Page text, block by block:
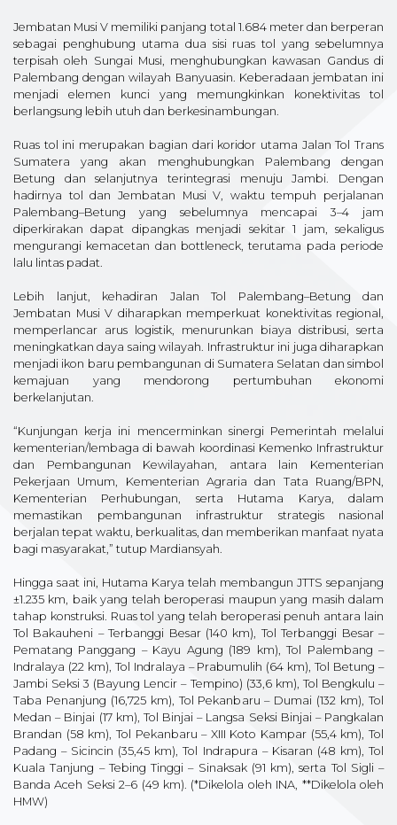
Jembatan Musi V memiliki panjang total 1.684 meter dan berperan
sebagai penghubung utama dua sisi ruas tol yang sebelumnya
terpisah oleh Sungai Musi, menghubungkan kawasan Gandus di
Palembang dengan wilayah Banyuasin. Keberadaan jembatan ini
menjadi elemen kunci yang memungkinkan konektivitas tol
berlangsung lebih utuh dan berkesinambungan.
Ruas tol ini merupakan bagian dari koridor utama Jalan Tol Trans
Sumatera yang akan menghubungkan Palembang dengan
Betung dan selanjutnya terintegrasi menuju Jambi. Dengan
hadirnya tol dan Jembatan Musi V, waktu tempuh perjalanan
Palembang–Betung yang sebelumnya mencapai 3–4 jam
diperkirakan dapat dipangkas menjadi sekitar 1 jam, sekaligus
mengurangi kemacetan dan bottleneck, terutama pada periode
lalu lintas padat.
Lebih lanjut, kehadiran Jalan Tol Palembang–Betung dan
Jembatan Musi V diharapkan memperkuat konektivitas regional,
memperlancar arus logistik, menurunkan biaya distribusi, serta
meningkatkan daya saing wilayah. Infrastruktur ini juga diharapkan
menjadi ikon baru pembangunan di Sumatera Selatan dan simbol
kemajuan yang mendorong pertumbuhan ekonomi
berkelanjutan.
“Kunjungan kerja ini mencerminkan sinergi Pemerintah melalui
kementerian/lembaga di bawah koordinasi Kemenko Infrastruktur
dan Pembangunan Kewilayahan, antara lain Kementerian
Pekerjaan Umum, Kementerian Agraria dan Tata Ruang/BPN,
Kementerian Perhubungan, serta Hutama Karya, dalam
memastikan pembangunan infrastruktur strategis nasional
berjalan tepat waktu, berkualitas, dan memberikan manfaat nyata
bagi masyarakat,” tutup Mardiansyah.
Hingga saat ini, Hutama Karya telah membangun JTTS sepanjang
±1.235 km, baik yang telah beroperasi maupun yang masih dalam
tahap konstruksi. Ruas tol yang telah beroperasi penuh antara lain
Tol Bakauheni – Terbanggi Besar (140 km), Tol Terbanggi Besar –
Pematang Panggang – Kayu Agung (189 km), Tol Palembang –
Indralaya (22 km), Tol Indralaya – Prabumulih (64 km), Tol Betung –
Jambi Seksi 3 (Bayung Lencir – Tempino) (33,6 km), Tol Bengkulu –
Taba Penanjung (16,725 km), Tol Pekanbaru – Dumai (132 km), Tol
Medan – Binjai (17 km), Tol Binjai – Langsa Seksi Binjai – Pangkalan
Brandan (58 km), Tol Pekanbaru – XIII Koto Kampar (55,4 km), Tol
Padang – Sicincin (35,45 km), Tol Indrapura – Kisaran (48 km), Tol
Kuala Tanjung – Tebing Tinggi – Sinaksak (91 km), serta Tol Sigli –
Banda Aceh Seksi 2–6 (49 km). (*Dikelola oleh INA, **Dikelola oleh
HMW)